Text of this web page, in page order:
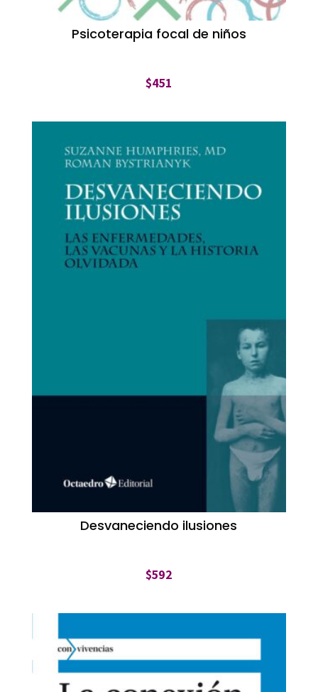
Psicoterapia focal de niños
$451
Desvaneciendo ilusiones
$592